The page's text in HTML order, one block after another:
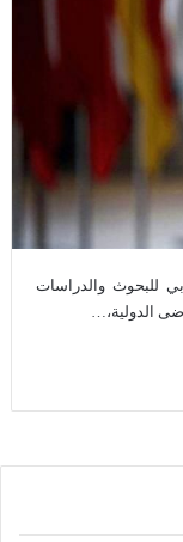
للبحوث والدراسات
الدولية،…